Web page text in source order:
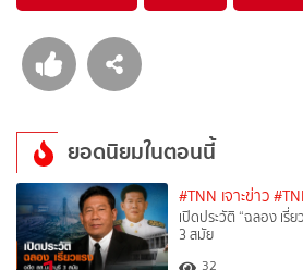
ยอดนิยมในตอนนี้
#TNN เจาะข่าว
เปิดประวัติ “ฉลอง เรี่
3 สมัย
32